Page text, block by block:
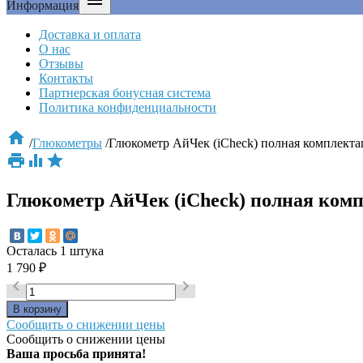
Информация
Доставка и оплата
О нас
Отзывы
Контакты
Партнерская бонусная система
Политика конфиденциальности
 /Глюкометры /Глюкометр АйЧек (iCheck) полная
  
Глюкометр АйЧек (iCheck) полная
Осталась 1 штука
1 790 ₽
 
Сообщить о снижении цены
Сообщить о снижении цены
Ваша просьба принята!